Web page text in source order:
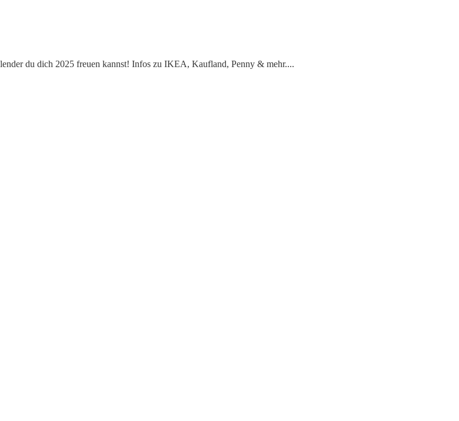
du dich 2025 freuen kannst! Infos zu IKEA, Kaufland, Penny & mehr....